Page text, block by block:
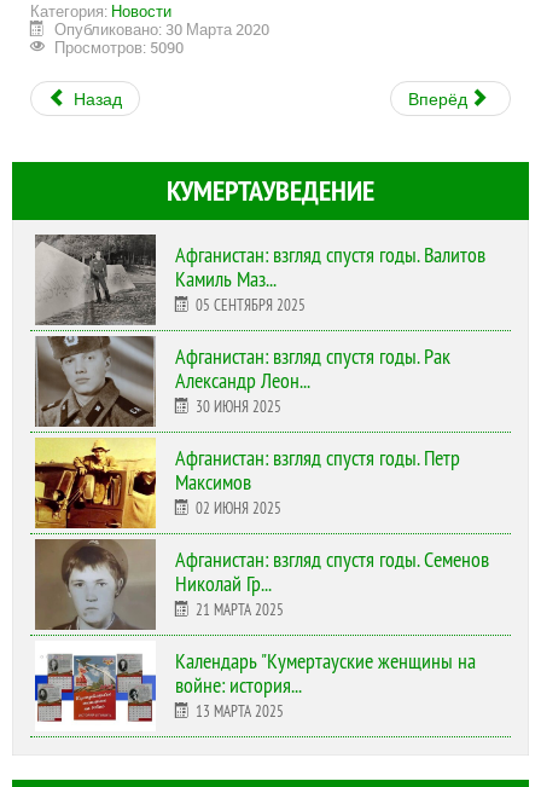
Категория: Новости
Опубликовано: 30 Марта 2020
Просмотров: 5090
Назад Вперёд
КУМЕРТАУВЕДЕНИЕ
Афганистан: взгляд спустя годы. Валитов
Камиль Маз...
05 СЕНТЯБРЯ 2025
Афганистан: взгляд спустя годы. Рак
Александр Леон...
30 ИЮНЯ 2025
Афганистан: взгляд спустя годы. Петр
Максимов
02 ИЮНЯ 2025
Афганистан: взгляд спустя годы. Семенов
Николай Гр...
21 МАРТА 2025
Календарь "Кумертауские женщины на
войне: история...
13 МАРТА 2025